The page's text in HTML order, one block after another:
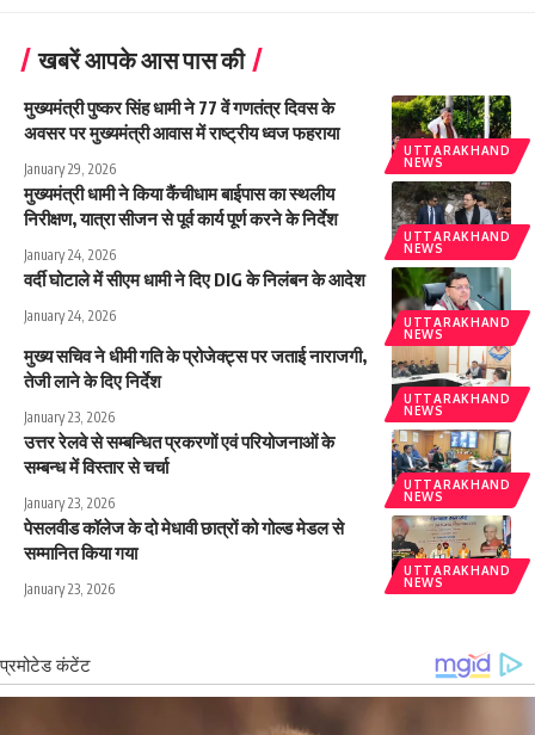
खबरें आपके आस पास की
UTTARAKHAND
NEWS
मुख्यमंत्री पुष्कर सिंह धामी ने 77 वें गणतंत्र दिवस के
अवसर पर मुख्यमंत्री आवास में राष्ट्रीय ध्वज फहराया
January 29, 2026
UTTARAKHAND
NEWS
मुख्यमंत्री धामी ने किया कैंचीधाम बाईपास का स्थलीय
निरीक्षण, यात्रा सीजन से पूर्व कार्य पूर्ण करने के निर्देश
January 24, 2026
UTTARAKHAND
NEWS
वर्दी घोटाले में सीएम धामी ने दिए DIG के निलंबन के आदेश
January 24, 2026
UTTARAKHAND
NEWS
मुख्य सचिव ने धीमी गति के प्रोजेक्ट्स पर जताई नाराजगी,
तेजी लाने के दिए निर्देश
January 23, 2026
UTTARAKHAND
NEWS
उत्तर रेलवे से सम्बन्धित प्रकरणों एवं परियोजनाओं के
सम्बन्ध में विस्तार से चर्चा
January 23, 2026
UTTARAKHAND
NEWS
पेसलवीड कॉलेज के दो मेधावी छात्रों को गोल्ड मेडल से
सम्मानित किया गया
January 23, 2026